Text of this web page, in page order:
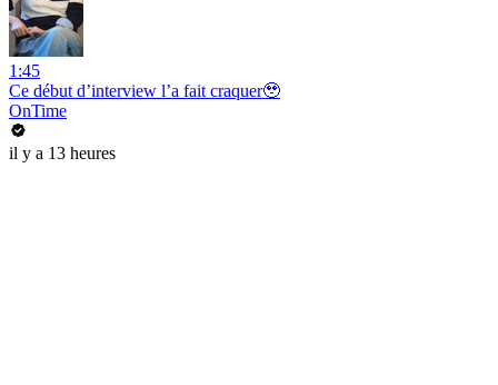
1:45
Ce début d’interview l’a fait craquer🥹
OnTime
il y a 13 heures